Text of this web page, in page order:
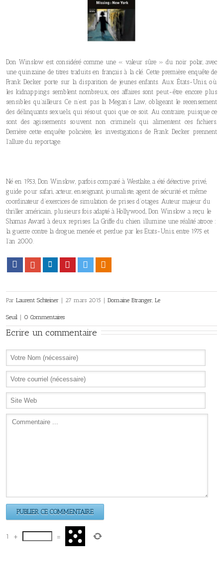
Don Winslow est considéré comme une « valeur sûre » du noir polar, avec
une quinzaine de titres traduits en français à la clé. Cette première enquête de
Frank Decker porte sur la disparition de jeunes enfants. Aux États-Unis, où
les kidnappings semblent nombreux, ces affaires sont peut-être encore plus
sensibles qu’ailleurs. Ce n’est pas la Megan’s Law, obligeant le recensement
des délinquants sexuels, qui résout quoi que ce soit. Au contraire, puisque ce
sont des agissements souvent non criminels qui alimentent ces fichiers.
Derrière cette enquête policière, les investigations de Frank Decker prennent
l’allure du reportage.
Né en 1953, Don Winslow, parfois comparé à Westlake, a été détective privé,
guide pour safari, acteur, enseignant, journaliste, agent de sécurité et même
coordinateur d’exercices de simulation de prises d’otages. Auteur majeur du
thriller américain, plusieurs fois adapté à Hollywood, Don Winslow a reçu le
Shamas Award à deux reprises. La Griffe du chien illumine une réalité atroce :
la guerre contre la drogue, menée et perdue par les Etats-Unis, entre 1975 et
l’an 2000.
Facebook Google+
Par Laurent Schteiner 27 mars 2015 Domaine Etranger, Le
Seuil 0 Commentaires
Ecrire un commentaire
1 + =